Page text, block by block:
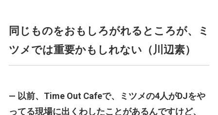
同じものをおもしろがれるところが、ミ
ツメでは重要かもしれない（川辺素）
— 以前、Time Out Cafeで、ミツメの4人がDJをや
ってる現場に出くわしたことがあるんですけど、